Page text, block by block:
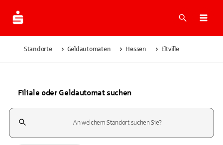
Suche
Standorte Geldautomaten Hessen Eltville
Filiale oder Geldautomat suchen
Suchfeld